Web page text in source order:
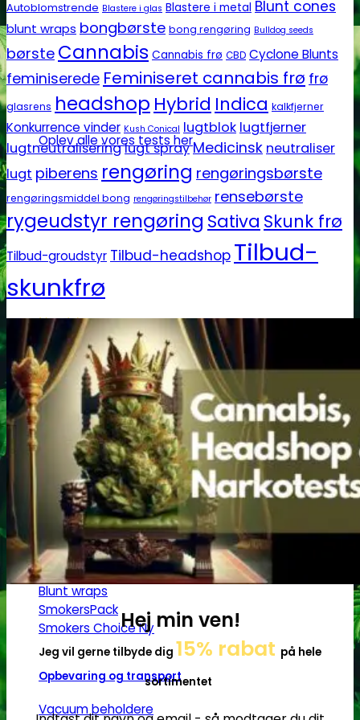
Oplev alle vores tests her
Headshop
Headshop
Jointpapir og filter
King Size Jointpapir
Slim Size Jointpapir
Cones
Filtertips
Blunt wraps
SmokersPack
Smokers Choice
Opbevaring og transport
Vacuum beholdere
Autoblomstrende Blastere i glas Blastere i metal Blunt cones
blunt wraps bongbørste bong rengøring Bulldog seeds
børste Cannabis Cannabis frø CBD Cyclone Blunts
feminiserede Feminiseret cannabis frø frø
glasrens headshop Hybrid Indica kalkfjerner
Konkurrence vinder Kush Conical lugtblok lugtfjerner
lugtneutraliseringlugt spray Medicinsk neutraliser
lugt piberens rengøring rengøringsbørste
rengøringsmiddel bong rengøringstilbehør rensebørste
rygeudstyr rengøring Sativa Skunk frø
Tilbud-groudstyr Tilbud-headshop Tilbud-
skunkfrø
Hej min ven!
Jeg vil gerne tilbyde dig 15% rabat på hele
sortimentet